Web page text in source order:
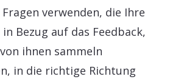
verwenden, die Ihre
in Bezug auf das Feedback,
ihnen sammeln
in die richtige Richtung